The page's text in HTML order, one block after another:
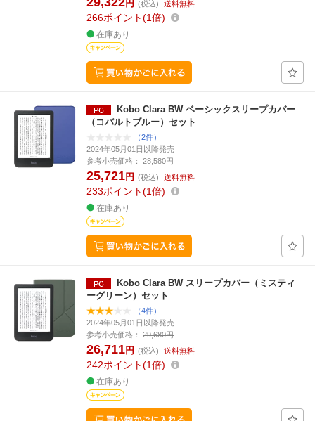
円 (税込) 送料無料
266ポイント 1倍
在庫あり
Kobo Clara BW ベーシックスリープカバー
（コバルトブルー）セット
（2件）
2024年05月01日以降発売
参考小売価格：
28,580円
25,721円 (税込) 送料無料
233ポイント 1倍
在庫あり
Kobo Clara BW スリープカバー（ミスティ
ーグリーン）セット
（4件）
2024年05月01日以降発売
参考小売価格：
29,680円
26,711円 (税込) 送料無料
242ポイント 1倍
在庫あり